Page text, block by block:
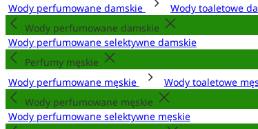
Wody perfumowane damskie
Wody toaletowe
Wody perfumowane damskie
Wody perfumowane selektywne damskie
Perfumy męskie
Wody perfumowane męskie
Wody toaletowe
Wody perfumowane męskie
Wody perfumowane selektywne męskie